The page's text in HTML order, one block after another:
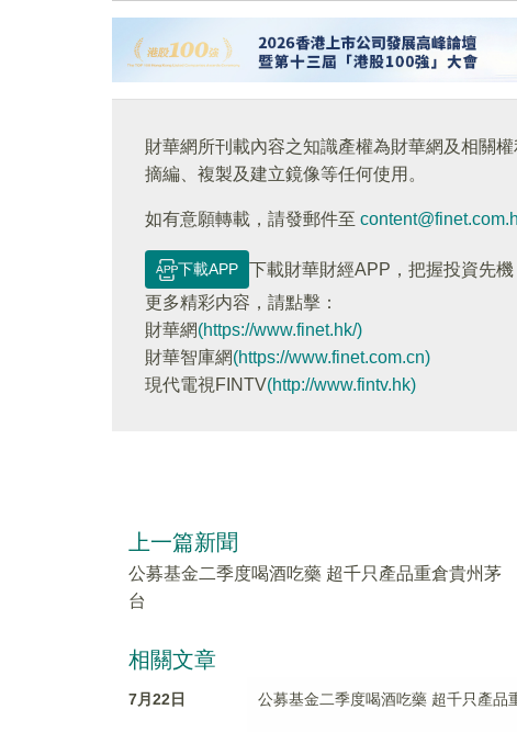
財華網所刊載內容之知識產權為財華網及相關
摘編、複製及建立鏡像等任何使用。
如有意願轉載，請發郵件至
下載APP
下載財華財經APP，把握投資先機
更多精彩内容，請點擊：
財華網(https://www.finet.hk/)
財華智庫網(https://www.finet.com.cn)
現代電視FINTV(http://www.fintv.hk)
上一篇新聞
公募基金二季度喝酒吃藥 超千只產品重倉貴州茅
台
相關文章
7月22日 公募基金二季度喝酒吃藥 超千只產品